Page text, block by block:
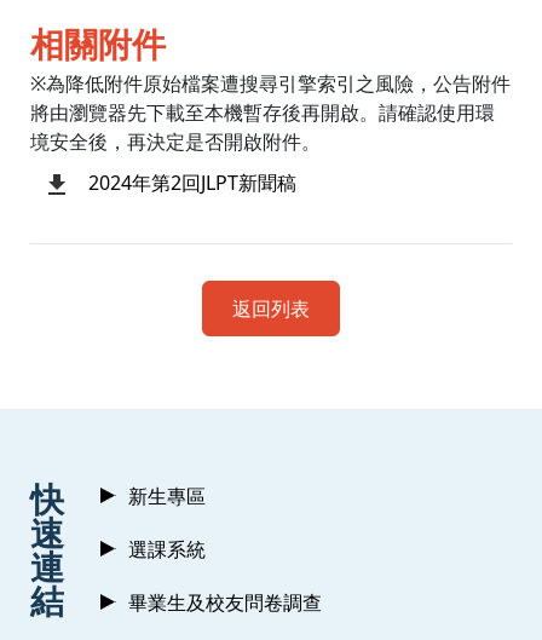
相關附件
※為降低附件原始檔案遭搜尋引擎索引之風險，公告附件
將由瀏覽器先下載至本機暫存後再開啟。請確認使用環
境安全後，再決定是否開啟附件。
2024年第2回JLPT新聞稿
返回列表
快
速
連
結
新生專區
選課系統
畢業生及校友問卷調查